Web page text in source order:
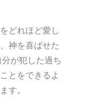
どれほど愛し
神を喜ばせた
が犯した過ち
とをできるよ
す。